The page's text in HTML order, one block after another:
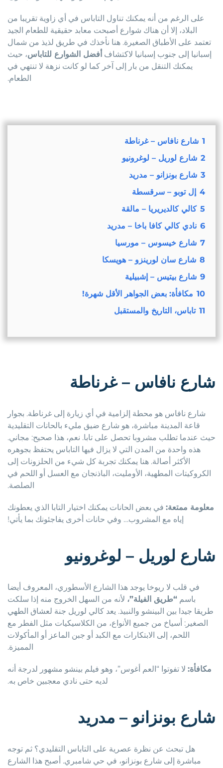
على الرغم من أنه يمكنك تناول التاباس في أي زاوية تقريبا من
البلاد، إلا أن هناك شوارع أصبحت معابد حقيقية للطعام الجيد
تعتمد على الأطباق الصغيرة. هنا نأخذك في طريق لذيذ من شمال
إسبانيا إلى جنوب إسبانيا لاكتشاف أفضل الشوارع للتاباس ، حيث
يمكنك التنقل من بار إلى آخر كما لو كانت نزهة لا تنتهي في
الطعام.
شارع نافاس – غرناطة
2
شارع لوريل – لوغرونيو
3
شارع بونزانو – مدريد
4
إل توبو – سرقسطة
5 كالي كالديريريا – مالقة
6
نادي كالي كافا باخا – مدريد
7
شارع خيسوس – مورسيا
8
شارع سان لورينزو – هويسكا
9
شارع بيتيس – إشبيلية
10
مكافأة: بعض الجواهر الأقل شهرة!
11
تاباس، التاريخ والمستقبل
شارع نافاس – غرناطة
شارع نافاس هو محطة إلزامية في أي زيارة إلى غرناطة. بجوار
قاعة المدينة مباشرة، هو شارع ضيق مليء بالحانات التقليدية
حيث عندما تطلب مشروبا تحصل على تابا. نعم، هذا صحيح: مجاني.
هذه واحدة من المدن التي لا يزال فيها التاباس يحتفظ بجوهره
الأكثر أصالة. هنا يمكنك تجربة كل شيء من الحلزونات إلى
الكروكيتات المطهية، الأومليت، الباذنجان مع العسل أو اللحم في
الصلصة.
معلومة ممتعة:في بعض الحانات يمكنك اختيار التابا الذي يعطونك
إياه مع المشروب… وفي حانات أخرى يفاجئونك بما يأتي!
شارع لوريل – لوغرونيو
في قلب لا ريوخا يوجد هذا الشارع الأسطوري، المعروف أيضا
باسم “طريق الفيلة”،لأنه من السهل الخروج منه إذا سلكت
طريقا جيدا بين البينشو والنبيذ. يعد كالي لوريل جنة لعشاق الطهي
الصغير: أسياخ من جميع الأنواع، من الكلاسيكيات مثل الفطر مع
اللحم، إلى الابتكارات مع الكبد أو جبن الماعز أو المأكولات
المميزة.
مكافأة:لا تفوتوا “العم أغوس”، وهو فيلم بينشو مشهور لدرجة أنه
لديه حتى نادي معجبين خاص به.
شارع بونزانو – مدريد
هل تبحث عن نظرة عصرية على التاباس التقليدي؟ ثم توجه
مباشرة إلى شارع بونزانو، في حي شامبري. أصبح هذا الشارع